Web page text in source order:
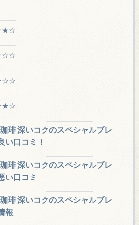
琲 深いコクのスペシャルブレ
い口コミ！
琲 深いコクのスペシャルブレ
い口コミ
琲 深いコクのスペシャルブレ
報